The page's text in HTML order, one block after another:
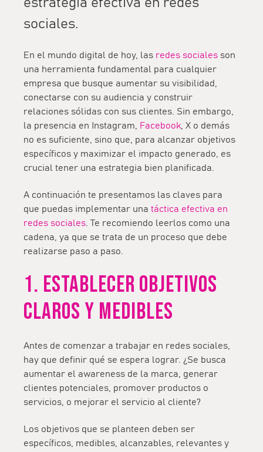
estrategia efectiva en redes
sociales.
En el mundo digital de hoy, las redes sociales son
una herramienta fundamental para cualquier
empresa que busque aumentar su visibilidad,
conectarse con su audiencia y construir
relaciones sólidas con sus clientes. Sin embargo,
la presencia en Instagram,
Facebook , X o demás
no es suficiente, sino que, para alcanzar objetivos
específicos y maximizar el impacto generado, es
crucial tener una estrategia bien planificada.
A continuación te presentamos las claves para
que puedas implementar una táctica efectiva en
redes sociales. Te recomiendo leerlos como una
cadena, ya que se trata de un proceso que debe
realizarse paso a paso.
1. ESTABLECER OBJETIVOS
CLAROS Y MEDIBLES
Antes de comenzar a trabajar en redes sociales,
hay que definir qué se espera lograr. ¿Se busca
aumentar el awareness de la marca, generar
clientes potenciales, promover productos o
servicios, o mejorar el servicio al cliente?
Los objetivos que se planteen deben ser
específicos, medibles, alcanzables, relevantes y